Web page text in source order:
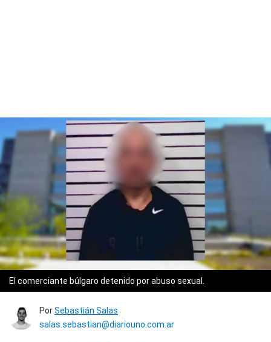
El comerciante búlgaro detenido por abuso sexual.
PorSebastián Salas
salas.sebastian@diariouno.com.ar